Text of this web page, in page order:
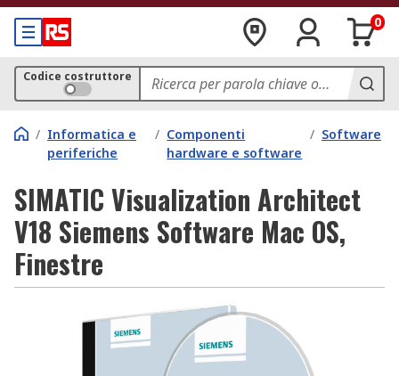
0
Codice costruttore
/ Informatica e
periferiche
/ Componenti
hardware e software
/ Software
SIMATIC Visualization Architect
V18 Siemens Software Mac OS,
Finestre